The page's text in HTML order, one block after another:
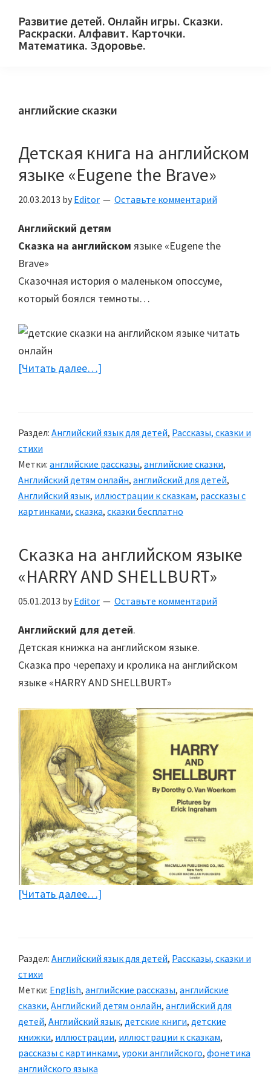
primary
main
primary
Развитие детей. Онлайн игры. Сказки.
Раскраски. Алфавит. Карточки.
Математика. Здоровье.
и
родителей.
английские сказки
Детская книга на английском
языке «Eugene the Brave»
20.03.2013 by Editor Оставьте комментарий
Английский детям
Сказка на английском языке «Eugene the
Brave»
Сказочная история о маленьком опоссуме,
который боялся темноты…
[Читать далее…]
английском
«Eugene
the
Brave»
Раздел: Английский язык для детей, Рассказы, сказки и
стихи
Метки: английские рассказы, английские сказки,
Английский детям онлайн, английский для детей,
Английский язык, иллюстрации к сказкам, рассказы с
картинками, сказка, сказки бесплатно
Сказка на английском языке
«HARRY AND SHELLBURT»
05.01.2013 by Editor Оставьте комментарий
Английский для детей.
Детская книжка на английском языке.
Сказка про черепаху и кролика на английском
языке «HARRY AND SHELLBURT»
[Читать далее…]
языке
AND
SHELLBURT»
Раздел: Английский язык для детей, Рассказы, сказки и
стихи
Метки: English, английские рассказы, английские
сказки, Английский детям онлайн, английский для
детей, Английский язык, детские книги, детские
книжки, иллюстрации, иллюстрации к сказкам,
рассказы с картинками, уроки английского, фонетика
английского языка